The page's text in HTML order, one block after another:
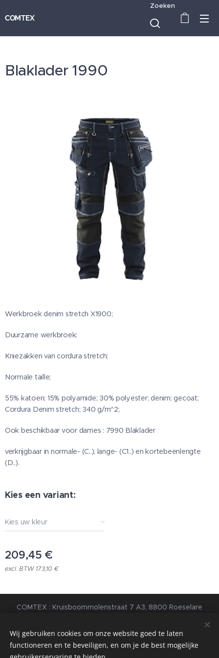
COMTEX
Zoeken
Blaklader 1990
Werkbroek denim stretch X1900;
Duurzame werkbroek;
Kniezakken van cordura stretch;
Normale taille;
55% katoen; 15% polyamide; 30% polyester; denim; gecoat;
Cordura Denim stretch; 340 g/m^2;
Ook beschikbaar voor dames : 7990 Blaklader
verkrijgbaar in normale- (C..), lange- (C1..) en kortebeenlengte
(D..).
Kies een variant:
Kies uw kleur
209,45 €
excl. BTW 173,10 €
COMTEX : Kruisboommolenstraat 7 A3, 8800 Roeselare
Voorwaarden| Privacybeleid
webdesign estart.be
Cookies
Wij gebruiken cookies om onze website goed te laten
functioneren en te beveiligen, en om je de best mogelijke